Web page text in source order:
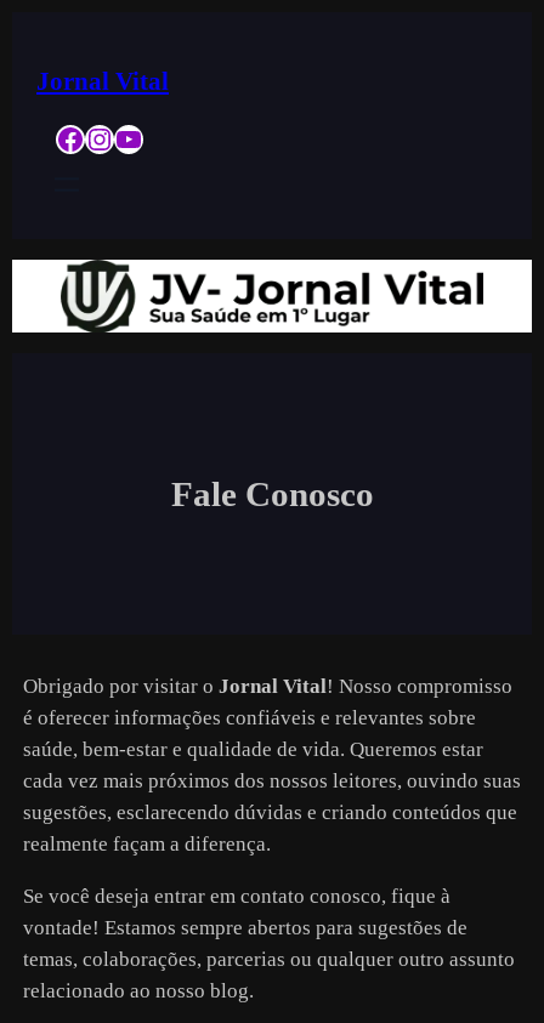
Jornal Vital
Facebook InstagramYouTube
Fale Conosco
Obrigado por visitar o Jornal Vital! Nosso compromisso
é oferecer informações confiáveis e relevantes sobre
saúde, bem-estar e qualidade de vida. Queremos estar
cada vez mais próximos dos nossos leitores, ouvindo suas
sugestões, esclarecendo dúvidas e criando conteúdos que
realmente façam a diferença.
Se você deseja entrar em contato conosco, fique à
vontade! Estamos sempre abertos para sugestões de
temas, colaborações, parcerias ou qualquer outro assunto
relacionado ao nosso blog.